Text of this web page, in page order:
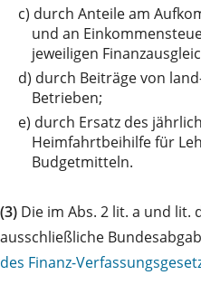
c) durch Anteile am
und an
jeweiligen
d) durch Beiträge von
Betrieben;
e) durch Ersatz des
Heimfahrtbeihilfe für
Budgetmitteln.
(3) Die im Abs. 2 lit. a und lit.
ausschließliche
des Finanz-